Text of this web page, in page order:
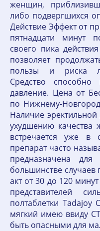
женщин,
либо подвергшихся
Действие Эффект от
пятнадцати минут
своего пика
позволяет
пользы и риска
Средство способно
давление. Цена от
по Нижнему-
Наличие
ухудшению
встречается уже в
препарат часто
предназначена
большинстве случаев
акт от 30 до 120
представителей
полтаблетки
мягкий имею ввиду
быть опасными для